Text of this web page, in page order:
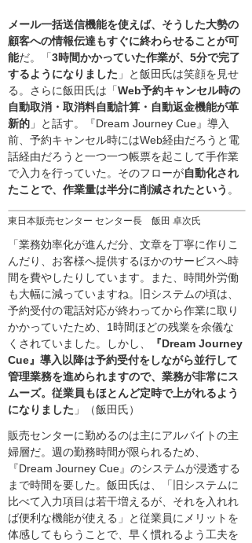
東日本販売センター センター長 飯田 卓次氏
メール一括送信機能を使えば、そうした大勢の
顧客への情報伝達もすぐに終わらせることが可
能だ。「3時間かかっていた作業が、5分で完了
するようになりました 」と飯田氏は笑顔を見せ
る。さらに飯田氏は「Web予約キャンセル時の
自動取消・取消料自動計算・自動返金機能が革
新的 」と話す。『Dream Journey Cue』導入
前、予約キャンセル時にはWeb経由だろうと電
話経由だろうと一つ一つ帳票を起こして手作業
で入力を行っていた。そのフローが自動化され
たことで、作業量は半分に削減されたという 。
「業務効率化が進んだ分、文章を丁寧に作りこ
んだり、お客様へ提供するほかのサービスへ時
間を費やしたりしています。また、時間外労働
も大幅に減っていますね。旧システムの頃は、
予約受付の電話対応が終わってから作業に取り
かかっていたため、1時間ほどの残業を余儀な
くされていました。しかし、
『Dream Journey
Cue』導入以降は予約受付をしながら並行して
管理業務を進められますので、業務が非常にス
ムーズ。従業員もほとんど定時で上がれるよう
になりました 」（飯田氏）
販売センターに勤めるのは主にアルバイトの主
婦層だ。週の勤務時間が限られるため、
『Dream Journey Cue』のシステムが浸透する
まで時間を要した。飯田氏は、「旧システムに
比べて入力項目は若干増えるが、それを入れれ
ば便利な機能が使える」と従業員にメリットを
体感してもらうことで、早く慣れるよう工夫を